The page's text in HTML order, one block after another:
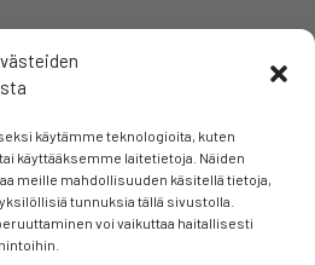
käytämme teknologioita, kuten
käyttääksemme laitetietoja. Näiden
meille mahdollisuuden käsitellä tietoja,
tunnuksia tällä sivustolla.
voi vaikuttaa haitallisesti
SEURAA